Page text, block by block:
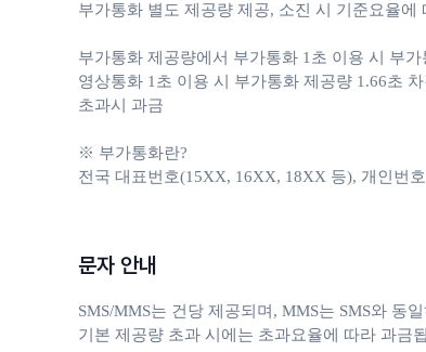
부가통화 별도 제공량 제공, 소진 시 기준요율
부가통화 제공량에서 부가통화 1초 이용 시 부
영상통화 1초 이용 시 부가통화 제공량 1.66초
초과시 과금
※ 부가통화란?
전국 대표번호(15XX, 16XX, 18XX 등), 개인번
문자 안내
SMS/MMS는 건당 제공되며, MMS는 SMS와 동
기본 제공량 초과 시에는 초과요율에 따라 과금